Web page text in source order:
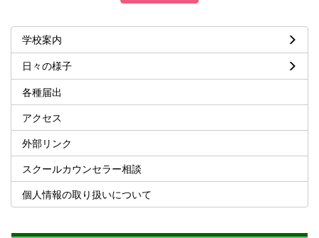
学校案内
日々の様子
各種届出
アクセス
外部リンク
スクールカウンセラー相談
個人情報の取り扱いについて